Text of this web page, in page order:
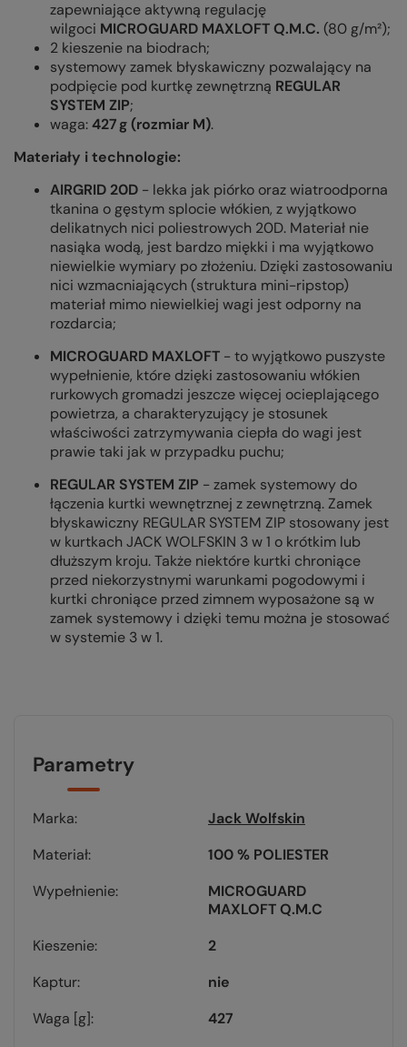
zapewniające aktywną regulację
wilgoci MICROGUARD MAXLOFT Q.M.C. (80 g/m²);
2 kieszenie na biodrach;
systemowy zamek błyskawiczny pozwalający na
podpięcie pod kurtkę zewnętrzną REGULAR
SYSTEM ZIP;
waga:427 g (rozmiar M).
Materiały i technologie:
AIRGRID 20D - lekka jak piórko oraz wiatroodporna
tkanina o gęstym splocie włókien, z wyjątkowo
delikatnych nici poliestrowych 20D. Materiał nie
nasiąka wodą, jest bardzo miękki i ma wyjątkowo
niewielkie wymiary po złożeniu. Dzięki zastosowaniu
nici wzmacniających (struktura mini-ripstop)
materiał mimo niewielkiej wagi jest odporny na
rozdarcia;
MICROGUARD MAXLOFT - to wyjątkowo puszyste
wypełnienie, które dzięki zastosowaniu włókien
rurkowych gromadzi jeszcze więcej ocieplającego
powietrza, a charakteryzujący je stosunek
właściwości zatrzymywania ciepła do wagi jest
prawie taki jak w przypadku puchu;
REGULAR SYSTEM ZIP - zamek systemowy do
łączenia kurtki wewnętrznej z zewnętrzną. Zamek
błyskawiczny REGULAR SYSTEM ZIP stosowany jest
w kurtkach JACK WOLFSKIN 3 w 1 o krótkim lub
dłuższym kroju. Także niektóre kurtki chroniące
przed niekorzystnymi warunkami pogodowymi i
kurtki chroniące przed zimnem wyposażone są w
zamek systemowy i dzięki temu można je stosować
w systemie 3 w 1.
Parametry
Marka
Jack Wolfskin
Materiał
100 % POLIESTER
Wypełnienie
MICROGUARD
MAXLOFT Q.M.C
Kieszenie
2
Kaptur
nie
Waga [g]
427